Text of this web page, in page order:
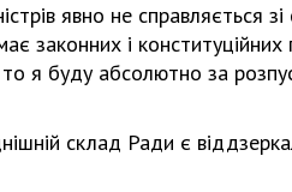
явно не справляється
законних і
я буду абсолютно за
склад Ради є